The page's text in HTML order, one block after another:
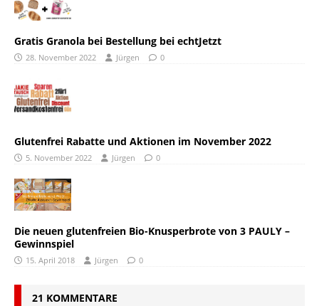
Gratis Granola bei Bestellung bei echtJetzt
28. November 2022 Jürgen 0
Glutenfrei Rabatte und Aktionen im November 2022
5. November 2022 Jürgen 0
Die neuen glutenfreien Bio-Knusperbrote von 3 PAULY –
Gewinnspiel
15. April 2018 Jürgen 0
21 KOMMENTARE